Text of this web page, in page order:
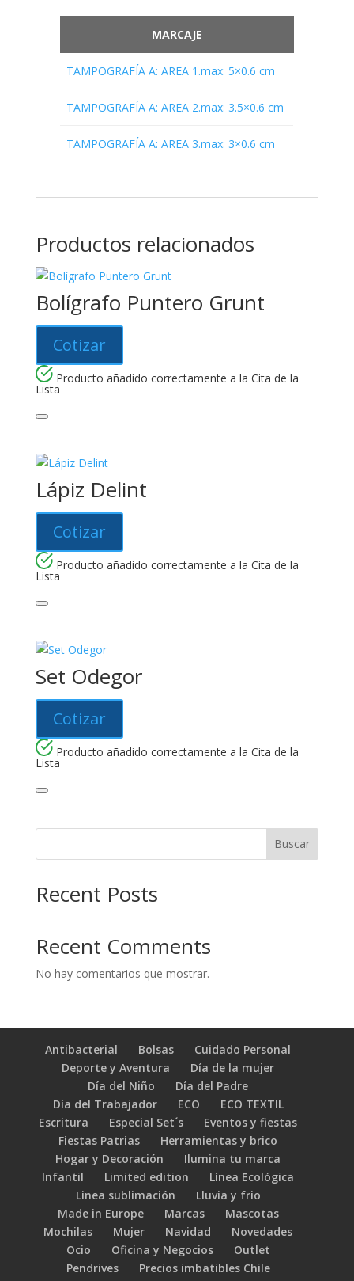
MARCAJE
TAMPOGRAFÍA A: AREA 1.max: 5×0.6 cm
TAMPOGRAFÍA A: AREA 2.max: 3.5×0.6 cm
TAMPOGRAFÍA A: AREA 3.max: 3×0.6 cm
Productos relacionados
Bolígrafo Puntero Grunt
Cotizar
Producto añadido correctamente a la Cita de la
Lista
Lápiz Delint
Cotizar
Producto añadido correctamente a la Cita de la
Lista
Set Odegor
Cotizar
Producto añadido correctamente a la Cita de la
Lista
Buscar
Recent Posts
Recent Comments
No hay comentarios que mostrar.
Antibacterial Bolsas
Cuidado Personal
Deporte y Aventura
Día de la mujer
Día del Niño
Día del Padre
Día del Trabajador
ECO
ECO TEXTIL
Escritura
Especial Set´s
Eventos y fiestas
Fiestas Patrias
Herramientas y brico
Hogar y Decoración
Ilumina tu marca
Infantil
Limited edition
Línea Ecológica
Linea sublimación
Lluvia y frio
Made in Europe
Marcas
Mascotas
Mochilas
Mujer Navidad
Novedades
Ocio
Oficina y Negocios
Outlet
Pendrives
Precios imbatibles Chile